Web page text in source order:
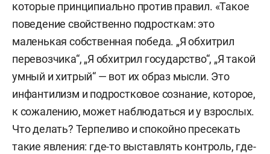
которые принципиально против правил. «Такое
поведение свойственно подросткам: это
маленькая собственная победа. „Я обхитрил
перевозчика“, „Я обхитрил государство“, „Я такой
умный и хитрый“ — вот их образ мысли. Это
инфантилизм и подростковое сознание, которое,
к сожалению, может наблюдаться и у взрослых.
Что делать? Терпеливо и спокойно пресекать
такие явления: где-то выставлять контроль, где-